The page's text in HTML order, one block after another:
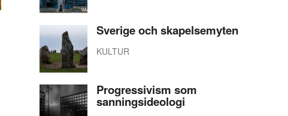
Sverige och skapelsemyten
KULTUR
Progressivism som
sanningsideologi